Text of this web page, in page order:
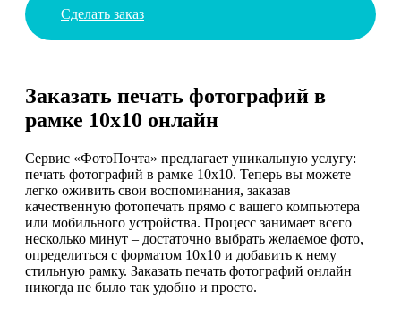
Сделать заказ
Заказать печать фотографий в
рамке 10х10 онлайн
Сервис «ФотоПочта» предлагает уникальную услугу:
печать фотографий в рамке 10х10. Теперь вы можете
легко оживить свои воспоминания, заказав
качественную фотопечать прямо с вашего компьютера
или мобильного устройства. Процесс занимает всего
несколько минут – достаточно выбрать желаемое фото,
определиться с форматом 10х10 и добавить к нему
стильную рамку. Заказать печать фотографий онлайн
никогда не было так удобно и просто.